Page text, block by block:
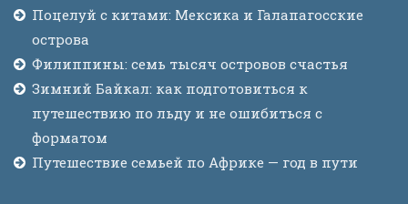
Поцелуй с китами: Мексика и Галапагосские
острова
Филиппины: семь тысяч островов счастья
Зимний Байкал: как подготовиться к
путешествию по льду и не ошибиться с
форматом
Путешествие семьей по Африке — год в пути